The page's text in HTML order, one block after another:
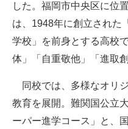
した。福岡市中央区に位
は、1948年に創立された
学校」を前身とする高校
体」「自重敬他」「進取
同校では、多様なオリ
教育を展開。難関国公立
ーパー進学コース」と、